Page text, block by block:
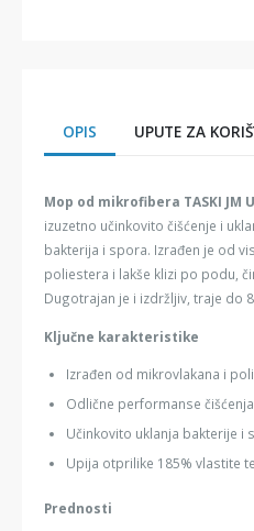
OPIS UPUTE ZA
Mop od mikrofibera TASKI JM
izuzetno učinkovito čišćenje i
bakterija i spora. Izrađen je od
poliestera i lakše klizi po podu,
Dugotrajan je i izdržljiv, traje do
Ključne karakteristike
Izrađen od mikrovlakana i
Odlične performanse čišćenja
Učinkovito uklanja bakterije i
Upija otprilike 185% vlastite
Prednosti